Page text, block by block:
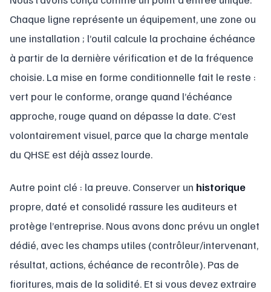
Chaque ligne représente un équipement, une zone ou
une installation ; l’outil calcule la prochaine échéance
à partir de la dernière vérification et de la fréquence
choisie. La mise en forme conditionnelle fait le reste :
vert pour le conforme, orange quand l’échéance
approche, rouge quand on dépasse la date. C’est
volontairement visuel, parce que la charge mentale
du QHSE est déjà assez lourde.
Autre point clé : la preuve. Conserver un historique
propre, daté et consolidé rassure les auditeurs et
protège l’entreprise. Nous avons donc prévu un onglet
dédié, avec les champs utiles (contrôleur/intervenant,
résultat, actions, échéance de recontrôle). Pas de
fioritures, mais de la solidité. Et si vous devez extraire